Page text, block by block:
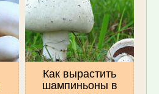
Как вырастить
шампиньоны в